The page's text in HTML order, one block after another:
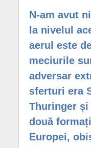
N-am avut
la nivelul
aerul este
meciurile
adversar
sferturi era
Thuringer
două
Europei,